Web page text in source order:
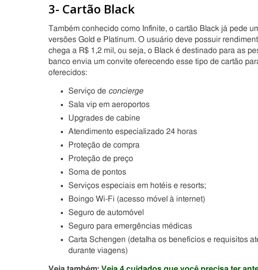
3- Cartão Black
Também conhecido como Infinite, o cartão Black já pede
versões Gold e Platinum. O usuário deve possuir
chega a R$ 1,2 mil, ou seja, o Black é destinado para as
banco envia um convite oferecendo esse tipo de cartão
oferecidos:
Serviço de concierge
Sala vip em aeroportos
Upgrades de cabine
Atendimento especializado 24 horas
Proteção de compra
Proteção de preço
Soma de pontos
Serviços especiais em hotéis e resorts;
Boingo Wi-Fi (acesso móvel à internet)
Seguro de automóvel
Seguro para emergências médicas
Carta Schengen (detalha os benefícios e requisitos
durante viagens)